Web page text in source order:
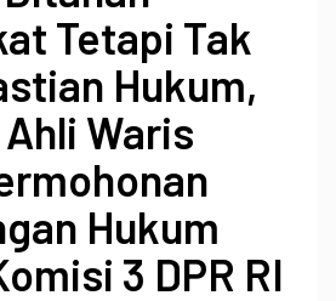
Tetapi Tak
Hukum,
Waris
Hukum
3 DPR RI